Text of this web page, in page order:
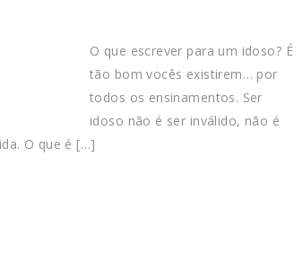
O que escrever para um idoso? É
tão bom vocês existirem… por
todos os ensinamentos. Ser
idoso não é ser inválido, não é
O que é […]